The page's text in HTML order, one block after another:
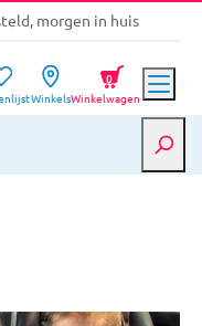
morgen in huis
€39,-
morgen in huis
WinkelsWinkelwagen
0